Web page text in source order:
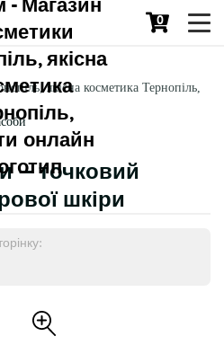
0
якісна косметика Тернопіль,
— точковий
шкіри